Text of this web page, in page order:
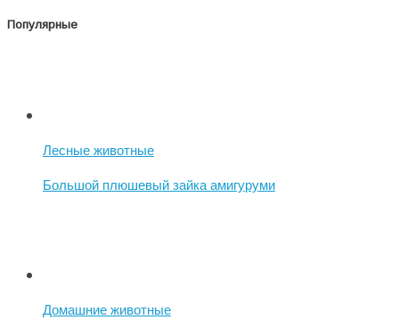
Популярные
Лесные животные
Большой плюшевый зайка амигуруми
Домашние животные